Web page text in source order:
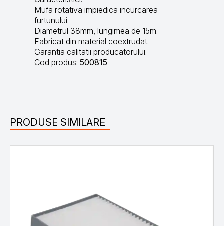
Mufa rotativa impiedica incurcarea
furtunului.
Diametrul 38mm, lungimea de 15m.
Fabricat din material coextrudat.
Garantia calitatii producatorului.
Cod produs: 500815
PRODUSE SIMILARE